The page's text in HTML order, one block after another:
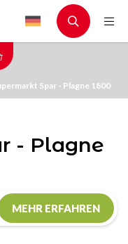
Spar - Plagne 1800
- Plagne
MEHR ERFAHREN